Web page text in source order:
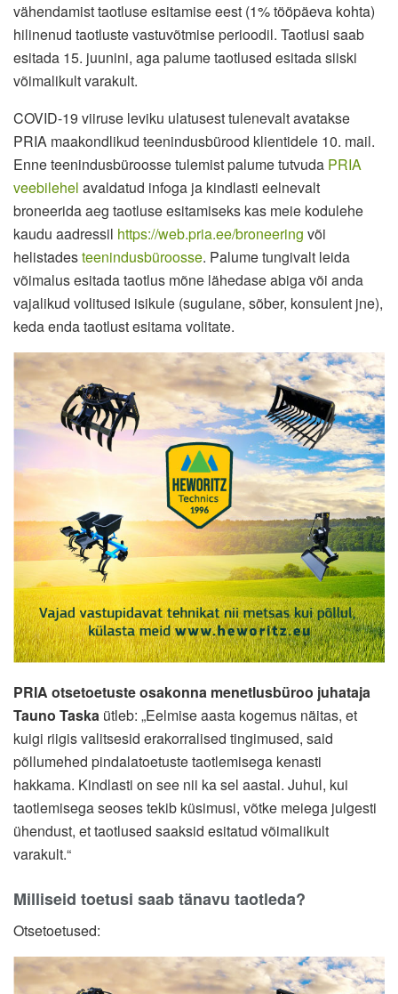
vähendamist taotluse esitamise eest (1% tööpäeva kohta)
hilinenud taotluste vastuvõtmise perioodil. Taotlusi saab
esitada 15. juunini, aga palume taotlused esitada siiski
võimalikult varakult.
COVID-19 viiruse leviku ulatusest tulenevalt avatakse
PRIA maakondlikud teenindusbürood klientidele 10. mail.
Enne teenindusbüroosse tulemist palume tutvuda PRIA
veebilehel avaldatud infoga ja kindlasti eelnevalt
broneerida aeg taotluse esitamiseks kas meie kodulehe
kaudu aadressil https://web.pria.ee/broneering või
helistadesteenindusbüroosse. Palume tungivalt leida
võimalus esitada taotlus mõne lähedase abiga või anda
vajalikud volitused isikule (sugulane, sõber, konsulent jne),
keda enda taotlust esitama volitate.
PRIA otsetoetuste osakonna menetlusbüroo juhataja
Tauno Taska ütleb: „Eelmise aasta kogemus näitas, et
kuigi riigis valitsesid erakorralised tingimused, said
põllumehed pindalatoetuste taotlemisega kenasti
hakkama. Kindlasti on see nii ka sel aastal. Juhul, kui
taotlemisega seoses tekib küsimusi, võtke meiega julgesti
ühendust, et taotlused saaksid esitatud võimalikult
varakult.“
Milliseid toetusi saab tänavu taotleda?
Otsetoetused: